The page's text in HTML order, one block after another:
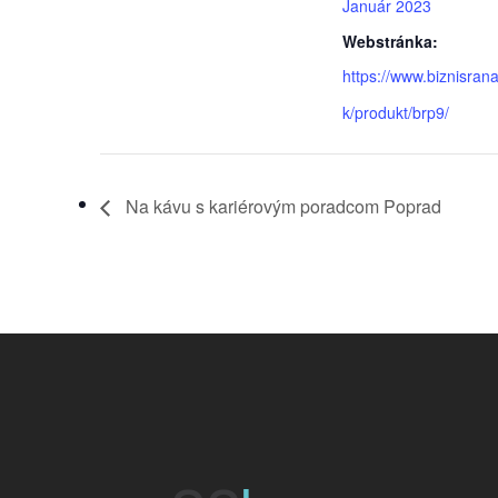
Január 2023
Webstránka:
https://
k/produkt/brp9/
Na kávu s kariérovým poradcom Poprad